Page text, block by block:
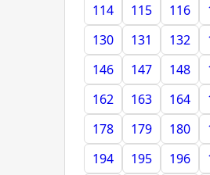
114
115 116
130
131 132
146
147 148
162
163 164
178
179 180
194
195 196